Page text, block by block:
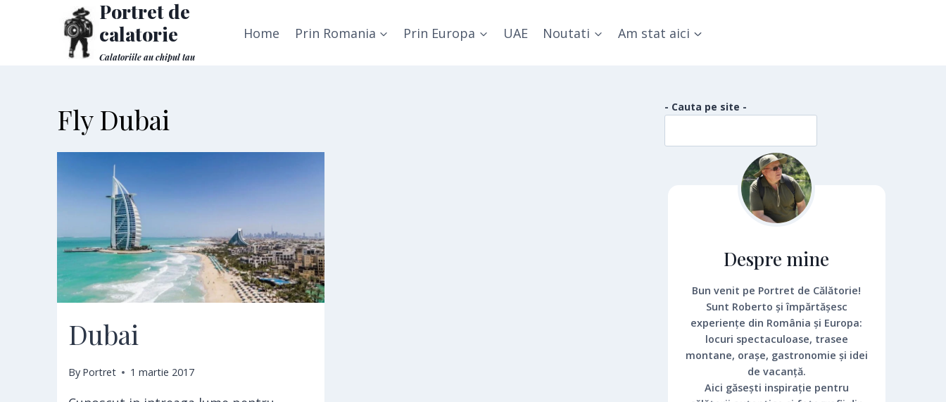
Portret de
calatorie
Calatoriile au chipul tau
Home Prin Romania Prin Europa UAE Noutati Am stat aici
Fly Dubai
Dubai
By Portret 1 martie 2017
- Cauta pe site -
Despre mine
Bun venit pe Portret de Călătorie!
Sunt Roberto și împărtășesc
experiențe din România și Europa:
locuri spectaculoase, trasee
montane, orașe, gastronomie și idei
de vacanță.
Aici găsești inspirație pentru